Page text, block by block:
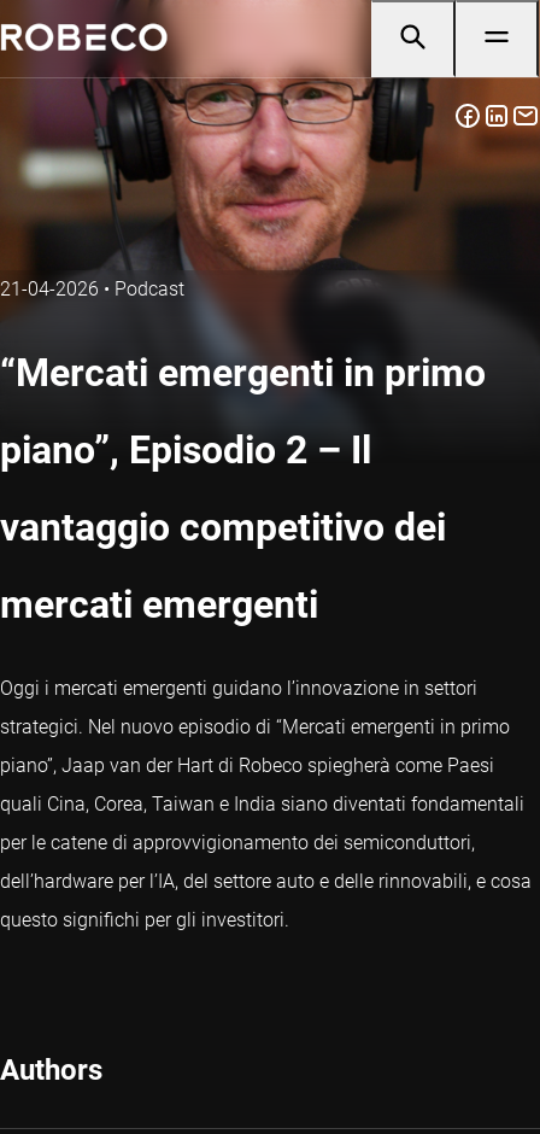
21-04-2026 • Podcast
“Mercati emergenti in primo
piano”, Episodio 2 – Il
vantaggio competitivo dei
mercati emergenti
Oggi i mercati emergenti guidano l’innovazione in settori
strategici. Nel nuovo episodio di “Mercati emergenti in primo
piano”, Jaap van der Hart di Robeco spiegherà come Paesi
quali Cina, Corea, Taiwan e India siano diventati fondamentali
per le catene di approvvigionamento dei semiconduttori,
dell’hardware per l’IA, del settore auto e delle rinnovabili, e cosa
questo significhi per gli investitori.
Authors